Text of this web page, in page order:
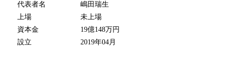
代表者名
嶋田瑞生
上場
未上場
資本金
19億148万円
設立
2019年04月